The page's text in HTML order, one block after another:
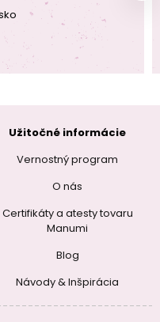
Užitočné informácie
Vernostný program
O nás
Certifikáty a atesty tovaru
Manumi
Blog
Návody & Inšpirácia